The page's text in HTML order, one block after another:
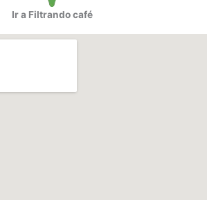
Ir a Filtrando café